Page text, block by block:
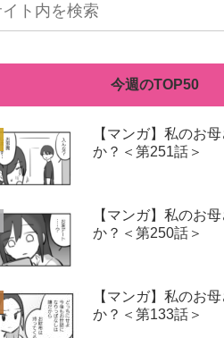
今週のTOP50
【マンガ】私のお
か？＜第251話＞
【マンガ】私のお
か？＜第250話＞
【マンガ】私のお
か？＜第133話＞